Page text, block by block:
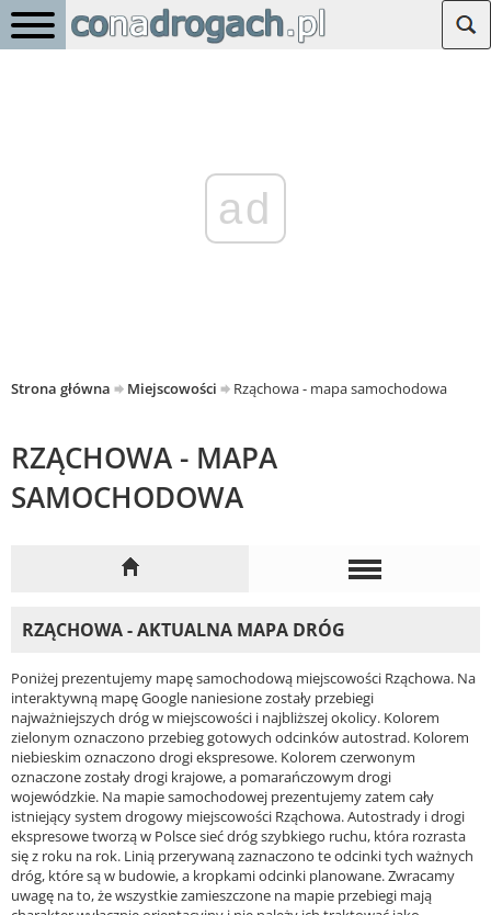
ad
Strona główna Miejscowości Rząchowa - mapa samochodowa
RZĄCHOWA - MAPA
SAMOCHODOWA
RZĄCHOWA - AKTUALNA MAPA DRÓG
Poniżej prezentujemy mapę samochodową miejscowości Rząchowa. Na
interaktywną mapę Google naniesione zostały przebiegi
najważniejszych dróg w miejscowości i najbliższej okolicy. Kolorem
zielonym oznaczono przebieg gotowych odcinków autostrad. Kolorem
niebieskim oznaczono drogi ekspresowe. Kolorem czerwonym
oznaczone zostały drogi krajowe, a pomarańczowym drogi
wojewódzkie. Na mapie samochodowej prezentujemy zatem cały
istniejący system drogowy miejscowości Rząchowa. Autostrady i drogi
ekspresowe tworzą w Polsce sieć dróg szybkiego ruchu, która rozrasta
się z roku na rok. Linią przerywaną zaznaczono te odcinki tych ważnych
dróg, które są w budowie, a kropkami odcinki planowane. Zwracamy
uwagę na to, że wszystkie zamieszczone na mapie przebiegi mają